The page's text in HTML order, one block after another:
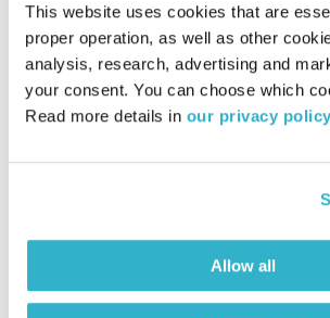
This website uses cookies that are
proper operation, as well as other
analysis, research, advertising and
your consent. You can choose which
Read more details in our privacy policy
Allow all
שפע ויצירת מוטיבציה